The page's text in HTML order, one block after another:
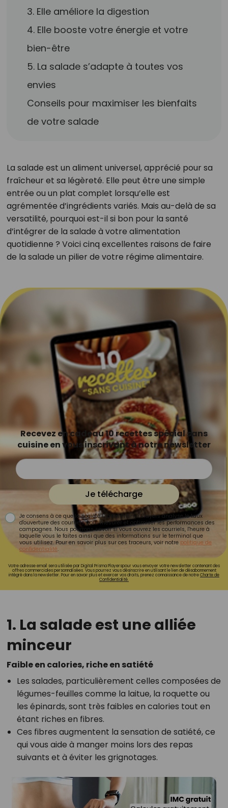
3. Elle améliore la digestion
4. Elle booste votre énergie et votre
bien-être
5. La salade s’adapte à toutes vos
envies
Conseils pour maximiser les bienfaits
de votre salade
La salade est un aliment universel, apprécié pour sa
fraîcheur et sa légèreté. Elle peut être une simple
entrée ou un plat complet lorsqu’elle est
agrémentée d’ingrédients variés. Mais au-delà de sa
versatilité, pourquoi est-il si bon pour la santé
d’intégrer de la salade à votre alimentation
quotidienne ? Voici cinq excellentes raisons de faire
de la salade un pilier de votre régime alimentaire.
Recevez en cadeau 10 recettes spécial sans
cuisine en vous inscrivant à notre newsletter
Je télécharge
Je consens à ce que la société Digital Prisma Players analyse le taux
d'ouverture des courriels pour mesurer et optimiser les performances des
campagnes. Nous pourrons savoir si vous ouvrez les courriels, l'heure à
laquelle vous le faites ainsi que des informations sur le terminal que
vous utilisez. Pour en savoir plus sur ces traceurs, voir notre politique de
confidentialité.
Votre adresse email sera utilisée par Digital Prisma Playerspour vous envoyer votre newsletter contenant des
offres commerciales personnalisées. Vous pourrez vous désinscrire en utilisant le lien de désabonnement
intégré dans la newsletter. Pour en savoir plus et exercer vos droits, prenez connaissance de notreCharte de
Confidentialité.
1. La salade est une alliée
minceur
Faible en calories, riche en satiété
Les salades, particulièrement celles composées de
légumes-feuilles comme la laitue, la roquette ou
les épinards, sont très faibles en calories tout en
étant riches en fibres.
Ces fibres augmentent la sensation de satiété, ce
qui vous aide à manger moins lors des repas
suivants et à éviter les grignotages.